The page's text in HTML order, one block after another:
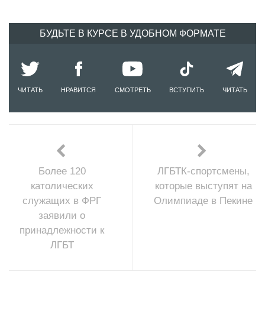
БУДЬТЕ В КУРСЕ В УДОБНОМ ФОРМАТЕ
ЧИТАТЬ НРАВИТСЯ СМОТРЕТЬ ВСТУПИТЬ ЧИТАТЬ
Более 120
католических
служащих в ФРГ
заявили о
принадлежности к
ЛГБТ
ЛГБТК-спортсмены,
которые выступят на
Олимпиаде в Пекине